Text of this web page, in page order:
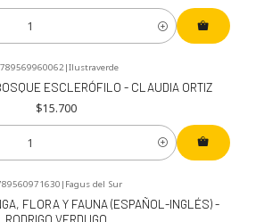
|Ilustraverde
ESCLERÓFILO - CLAUDIA ORTIZ
$15.700
| Fagus del Sur
FLORA Y FAUNA (ESPAÑOL-INGLÉS) -
RODRIGO VERDUGO